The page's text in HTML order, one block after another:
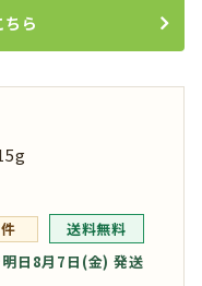
ら
送料無料
日8月7日(金) 発送